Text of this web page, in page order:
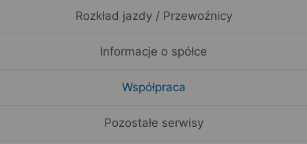
Rozkład jazdy / Przewoźnicy
Informacje o spółce
Współpraca
Pozostałe serwisy